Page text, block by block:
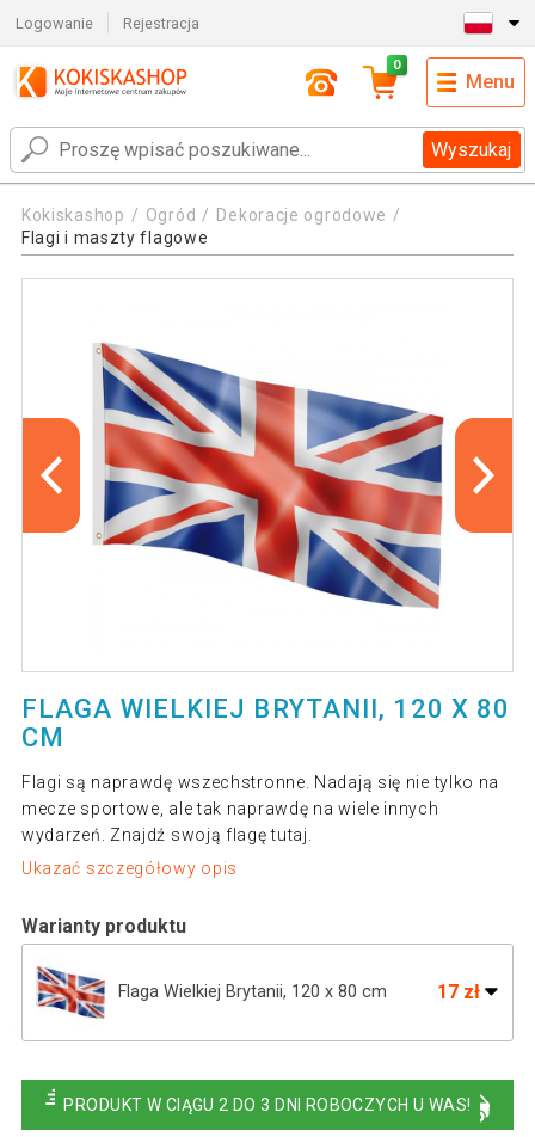
Logowanie Rejestracja
Wyszukaj
0
Menu
Kokiskashop Ogród
Dekoracje ogrodowe
Flagi i maszty flagowe
FLAGA WIELKIEJ BRYTANII, 120 X 80
CM
Flagi są naprawdę wszechstronne. Nadają się nie tylko na
mecze sportowe, ale tak naprawdę na wiele innych
wydarzeń. Znajdź swoją flagę tutaj.
Ukazać szczegółowy opis
Warianty produktu
Flaga Wielkiej Brytanii, 120 x 80 cm 17 zł
PRODUKT W CIĄGU 2 DO 3 DNI ROBOCZYCH U WAS!